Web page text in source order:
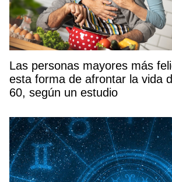
Las personas mayores más
esta forma de afrontar la vida
60, según un estudio